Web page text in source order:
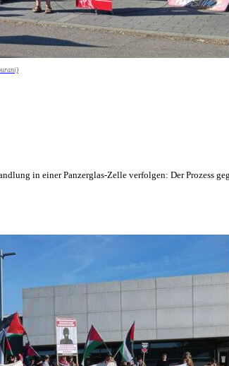
in einer Panzerglas-Zelle verfolgen: Der Prozess